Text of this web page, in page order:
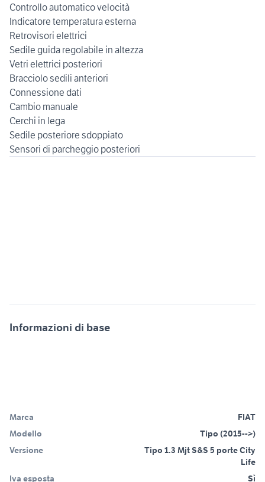
Controllo automatico velocità
Indicatore temperatura esterna
Retrovisori elettrici
Sedile guida regolabile in altezza
Vetri elettrici posteriori
Bracciolo sedili anteriori
Connessione dati
Cambio manuale
Cerchi in lega
Sedile posteriore sdoppiato
Informazioni di base
Marca
FIAT
Modello
Tipo (2015-->)
Versione
Tipo 1.3 Mjt S&S 5 porte City
Life
Iva esposta
Sì